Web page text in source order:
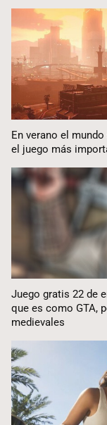
En verano el
el juego más
Juego gratis 22 de
que es como GTA,
medievales